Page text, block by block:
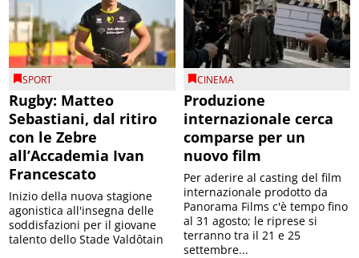
SPORT
Rugby: Matteo
Sebastiani, dal ritiro
con le Zebre
all’Accademia Ivan
Francescato
Inizio della nuova stagione
agonistica all'insegna delle
soddisfazioni per il giovane
talento dello Stade Valdôtain
CINEMA
Produzione
internazionale cerca
comparse per un
nuovo film
Per aderire al casting del film
internazionale prodotto da
Panorama Films c'è tempo fino
al 31 agosto; le riprese si
terranno tra il 21 e 25
settembre...